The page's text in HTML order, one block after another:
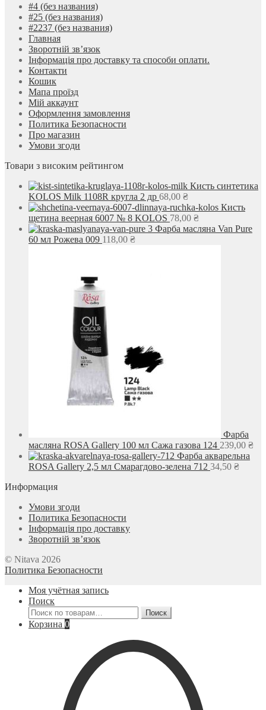
#4 (без названия)
#25 (без названия)
#2237 (без названия)
Главная
Зворотній зв’язок
Інформація про доставку та способи оплати.
Контакти
Кошик
Мапа проїзд
Мій аккаунт
Оформлення замовлення
Политика Безопасности
Про магазин
Умови згоди
Товари з високим рейтингом
Кисть синтетика
KOLOS Milk 1108R кругла 2 др 68,00 ₴
Кисть
щетина веерная 6007 № 8 KOLOS 78,00 ₴
Фарба масляна Van Pure
60 мл Рожева 009 118,00 ₴
Фарба
масляна ROSA Gallery 100 мл Сажа газова 124 239,00 ₴
Фарба акварельна
ROSA Gallery 2,5 мл Смарагдово-зелена 712 34,50 ₴
Информация
Умови згоди
Политика Безопасности
Інформація про доставку
Зворотній зв’язок
© Nitava 2026
Политика Безопасности
Моя учётная запись
Поиск
Искать:
Поиск
Корзина 0